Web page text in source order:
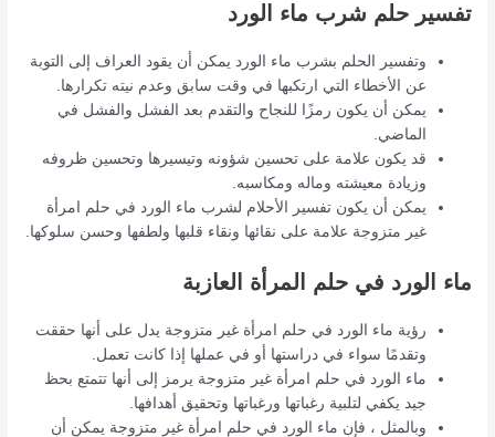
تفسير حلم شرب ماء الورد
وتفسير الحلم بشرب ماء الورد يمكن أن يقود العراف إلى التوبة
عن الأخطاء التي ارتكبها في وقت سابق وعدم نيته تكرارها.
يمكن أن يكون رمزًا للنجاح والتقدم بعد الفشل والفشل في
الماضي.
قد يكون علامة على تحسين شؤونه وتيسيرها وتحسين ظروفه
وزيادة معيشته وماله ومكاسبه.
يمكن أن يكون تفسير الأحلام لشرب ماء الورد في حلم امرأة
غير متزوجة علامة على نقائها ونقاء قلبها ولطفها وحسن سلوكها.
ماء الورد في حلم المرأة العازبة
رؤية ماء الورد في حلم امرأة غير متزوجة يدل على أنها حققت
وتقدمًا سواء في دراستها أو في عملها إذا كانت تعمل.
ماء الورد في حلم امرأة غير متزوجة يرمز إلى أنها تتمتع بحظ
جيد يكفي لتلبية رغباتها ورغباتها وتحقيق أهدافها.
وبالمثل ، فإن ماء الورد في حلم امرأة غير متزوجة يمكن أن